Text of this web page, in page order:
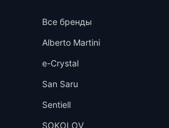
Все бренды
Alberto Martini
e-Crystal
San Saru
Sentiell
SOKOLOV